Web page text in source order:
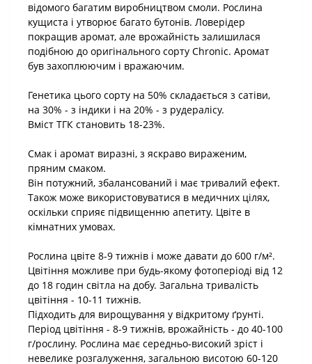
відомого багатим виробництвом смоли. Рослина
кущиста і утворює багато бутонів. Ловерідер
покращив аромат, але врожайність залишилася
подібною до оригінального сорту Chronic. Аромат
був захоплюючим і вражаючим.
Генетика цього сорту на 50% складається з сатіви,
на 30% - з індики і на 20% - з рудералісу.
Вміст ТГК становить 18-23%.
Смак і аромат виразні, з яскраво вираженим,
пряним смаком.
Він потужний, збалансований і має тривалий ефект.
Також може використовуватися в медичних цілях,
оскільки сприяє підвищенню апетиту. Цвіте в
кімнатних умовах.
Рослина цвіте 8-9 тижнів і може давати до 600 г/м².
Цвітіння можливе при будь-якому фотоперіоді від 12
до 18 годин світла на добу. Загальна тривалість
цвітіння - 10-11 тижнів.
Підходить для вирощування у відкритому ґрунті.
Період цвітіння - 8-9 тижнів, врожайність - до 40-100
г/рослину. Рослина має середньо-високий зріст і
невелике розгалуження, загальною висотою 60-120